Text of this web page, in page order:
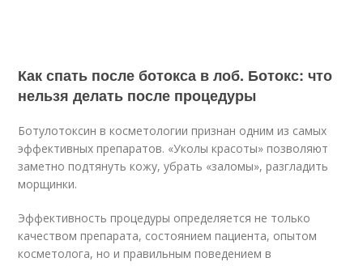
Как спать после ботокса в лоб. Ботокс: что
нельзя делать после процедуры
Ботулотоксин в косметологии признан одним из самых
эффективных препаратов. «Уколы красоты» позволяют
заметно подтянуть кожу, убрать «заломы», разгладить
морщинки.
Эффективность процедуры определяется не только
качеством препарата, состоянием пациента, опытом
косметолога, но и правильным поведением в